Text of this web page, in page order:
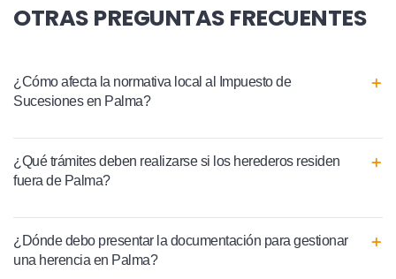
OTRAS PREGUNTAS FRECUENTES
¿Cómo afecta la normativa local al Impuesto de
Sucesiones en Palma?
¿Qué trámites deben realizarse si los herederos residen
fuera de Palma?
¿Dónde debo presentar la documentación para gestionar
una herencia en Palma?